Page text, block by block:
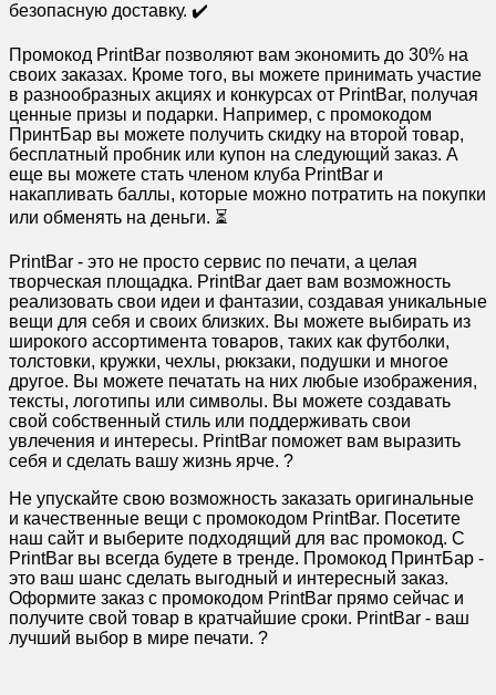
безопасную доставку. ✔️
Промокод PrintBar позволяют вам экономить до 30% на
своих заказах. Кроме того, вы можете принимать участие
в разнообразных акциях и конкурсах от PrintBar, получая
ценные призы и подарки. Например, с промокодом
ПринтБар вы можете получить скидку на второй товар,
бесплатный пробник или купон на следующий заказ. А
еще вы можете стать членом клуба PrintBar и
накапливать баллы, которые можно потратить на покупки
или обменять на деньги. ⏳
PrintBar - это не просто сервис по печати, а целая
творческая площадка. PrintBar дает вам возможность
реализовать свои идеи и фантазии, создавая уникальные
вещи для себя и своих близких. Вы можете выбирать из
широкого ассортимента товаров, таких как футболки,
толстовки, кружки, чехлы, рюкзаки, подушки и многое
другое. Вы можете печатать на них любые изображения,
тексты, логотипы или символы. Вы можете создавать
свой собственный стиль или поддерживать свои
увлечения и интересы. PrintBar поможет вам выразить
себя и сделать вашу жизнь ярче. ?
Не упускайте свою возможность заказать оригинальные
и качественные вещи с промокодом PrintBar. Посетите
наш сайт и выберите подходящий для вас промокод. С
PrintBar вы всегда будете в тренде. Промокод ПринтБар -
это ваш шанс сделать выгодный и интересный заказ.
Оформите заказ с промокодом PrintBar прямо сейчас и
получите свой товар в кратчайшие сроки. PrintBar - ваш
лучший выбор в мире печати. ?